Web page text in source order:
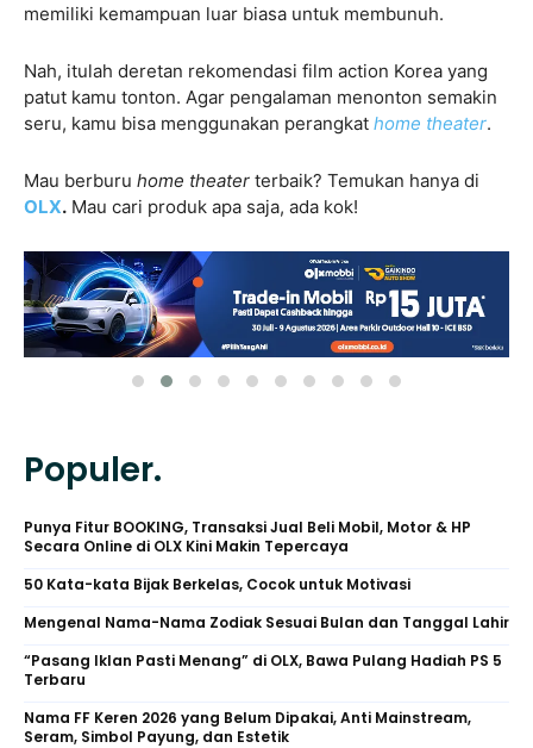
memiliki kemampuan luar biasa untuk membunuh.
Nah, itulah deretan rekomendasi film action Korea yang
patut kamu tonton. Agar pengalaman menonton semakin
seru, kamu bisa menggunakan perangkat home theater.
Mau berburu home theater terbaik? Temukan hanya di
OLX. Mau cari produk apa saja, ada kok!
Populer.
Punya Fitur BOOKING, Transaksi Jual Beli Mobil, Motor & HP
Secara Online di OLX Kini Makin Tepercaya
50 Kata-kata Bijak Berkelas, Cocok untuk Motivasi
Mengenal Nama-Nama Zodiak Sesuai Bulan dan Tanggal Lahir
“Pasang Iklan Pasti Menang” di OLX, Bawa Pulang Hadiah PS 5
Terbaru
Nama FF Keren 2026 yang Belum Dipakai, Anti Mainstream,
Seram, Simbol Payung, dan Estetik